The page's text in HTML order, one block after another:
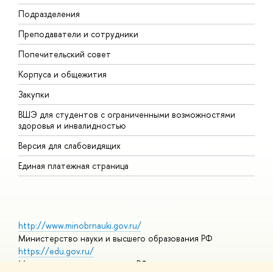
Подразделения
Преподаватели и сотрудники
Попечительский совет
Корпуса и общежития
Закупки
ВШЭ для студентов с ограниченными возможностями
здоровья и инвалидностью
Версия для слабовидящих
Единая платежная страница
http://www.minobrnauki.gov.ru/
Министерство науки и высшего образования РФ
https://edu.gov.ru/
Министерство просвещения РФ